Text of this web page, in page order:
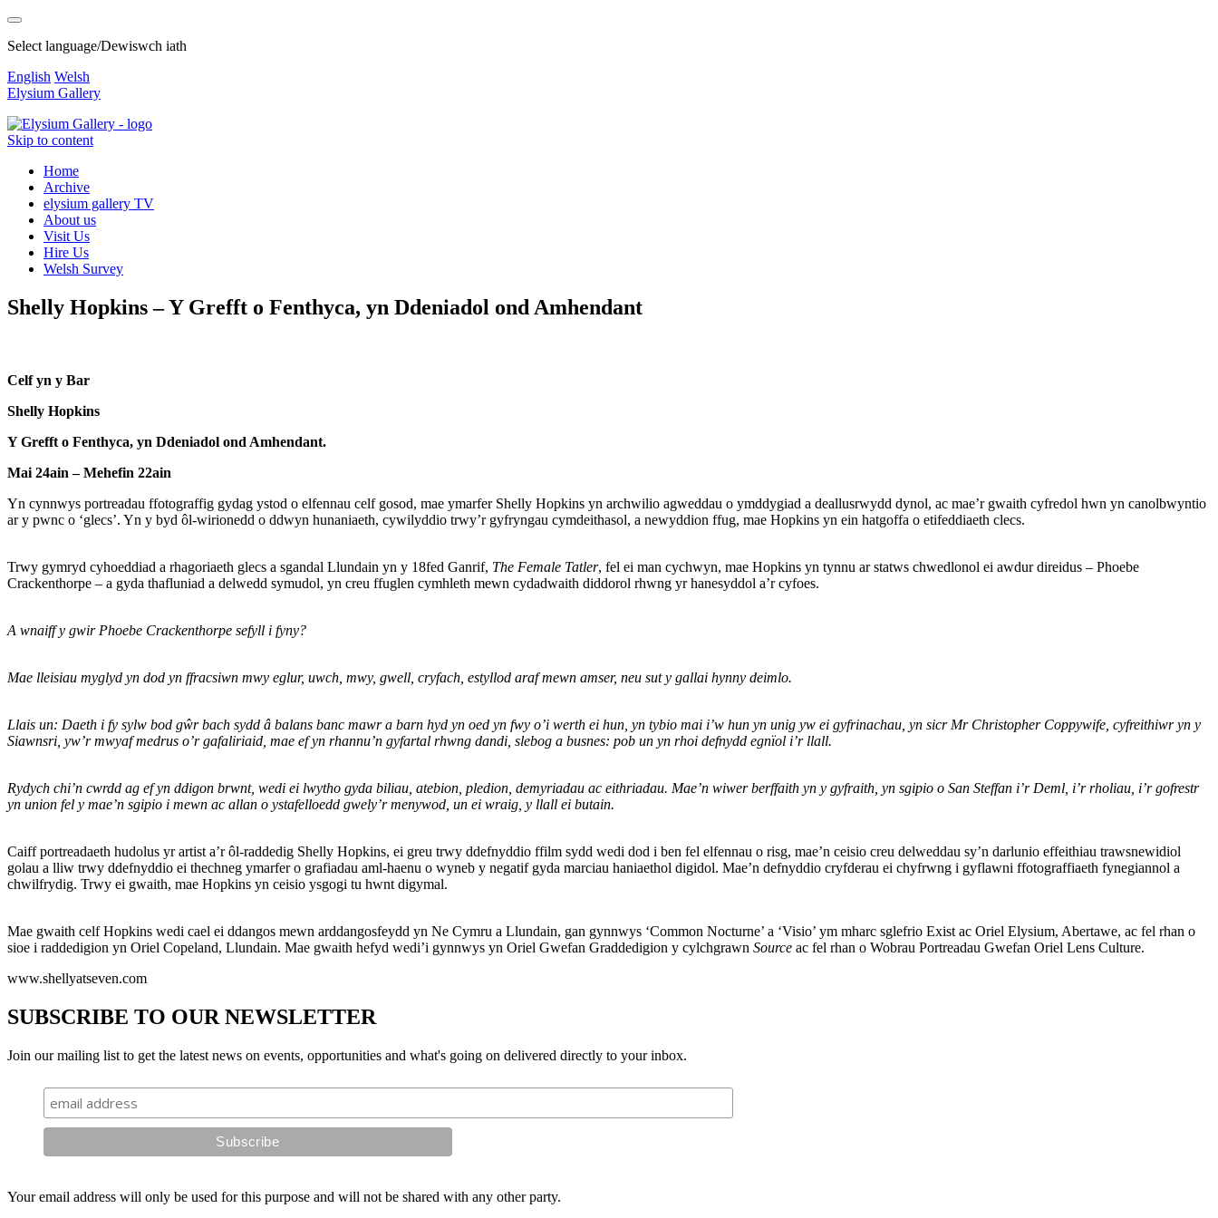
Select language/Dewiswch iath
English Welsh
Elysium Gallery
Skip to content
Home
Archive
elysium gallery TV
About us
Visit Us
Hire Us
Welsh Survey
Shelly Hopkins – Y Grefft o Fenthyca, yn Ddeniadol ond Amhendant
Celf yn y Bar
Shelly Hopkins
Y Grefft o Fenthyca, yn Ddeniadol ond Amhendant.
Mai 24ain – Mehefin 22ain
Yn cynnwys portreadau ffotograffig gydag ystod o elfennau celf gosod, mae ymarfer Shelly Hopkins yn archwilio agweddau o ymddygiad a deallusrwydd dynol, ac mae’r gwaith cyfredol hwn yn canolbwyntio
ar y pwnc o ‘glecs’. Yn y byd ôl-wirionedd o ddwyn hunaniaeth, cywilyddio trwy’r gyfryngau cymdeithasol, a newyddion ffug, mae Hopkins yn ein hatgoffa o etifeddiaeth clecs.
Trwy gymryd cyhoeddiad a rhagoriaeth glecs a sgandal Llundain yn y 18fed Ganrif, The Female Tatler, fel ei man cychwyn, mae Hopkins yn tynnu ar statws chwedlonol ei awdur direidus – Phoebe
Crackenthorpe – a gyda thafluniad a delwedd symudol, yn creu ffuglen cymhleth mewn cydadwaith diddorol rhwng yr hanesyddol a’r cyfoes.
A wnaiff y gwir Phoebe Crackenthorpe sefyll i fyny?
Mae lleisiau myglyd yn dod yn ffracsiwn mwy eglur, uwch, mwy, gwell, cryfach, estyllod araf mewn amser, neu sut y gallai hynny deimlo.
Llais un: Daeth i fy sylw bod gŵr bach sydd â balans banc mawr a barn hyd yn oed yn fwy o’i werth ei hun, yn tybio mai i’w hun yn unig yw ei gyfrinachau, yn sicr Mr Christopher Coppywife, cyfreithiwr yn y
Siawnsri, yw’r mwyaf medrus o’r gafaliriaid, mae ef yn rhannu’n gyfartal rhwng dandi, slebog a busnes: pob un yn rhoi defnydd egnïol i’r llall.
Rydych chi’n cwrdd ag ef yn ddigon brwnt, wedi ei lwytho gyda biliau, atebion, pledion, demyriadau ac eithriadau. Mae’n wiwer berffaith yn y gyfraith, yn sgipio o San Steffan i’r Deml, i’r rholiau, i’r gofrestr
yn union fel y mae’n sgipio i mewn ac allan o ystafelloedd gwely’r menywod, un ei wraig, y llall ei butain.
Caiff portreadaeth hudolus yr artist a’r ôl-raddedig Shelly Hopkins, ei greu trwy ddefnyddio ffilm sydd wedi dod i ben fel elfennau o risg, mae’n ceisio creu delweddau sy’n darlunio effeithiau trawsnewidiol
golau a lliw trwy ddefnyddio ei thechneg ymarfer o grafiadau aml-haenu o wyneb y negatif gyda marciau haniaethol digidol. Mae’n defnyddio cryfderau ei chyfrwng i gyflawni ffotograffiaeth fynegiannol a
chwilfrydig. Trwy ei gwaith, mae Hopkins yn ceisio ysgogi tu hwnt digymal.
Mae gwaith celf Hopkins wedi cael ei ddangos mewn arddangosfeydd yn Ne Cymru a Llundain, gan gynnwys ‘Common Nocturne’ a ‘Visio’ ym mharc sglefrio Exist ac Oriel Elysium, Abertawe, ac fel rhan o
sioe i raddedigion yn Oriel Copeland, Llundain. Mae gwaith hefyd wedi’i gynnwys yn Oriel Gwefan Graddedigion y cylchgrawn Source ac fel rhan o Wobrau Portreadau Gwefan Oriel Lens Culture.
www.shellyatseven.com
SUBSCRIBE TO OUR NEWSLETTER
Join our mailing list to get the latest news on events, opportunities and what's going on delivered directly to your inbox.
Your email address will only be used for this purpose and will not be shared with any other party.